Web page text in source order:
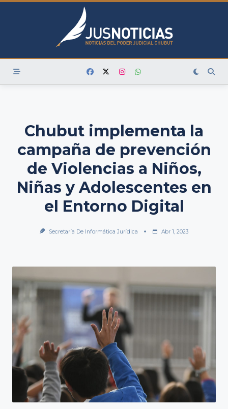
Skip
Chubut implementa la
campaña de prevención
de Violencias a Niños,
Niñas y Adolescentes en
el Entorno Digital
Secretaría De Informática Jurídica Abr 1, 2023